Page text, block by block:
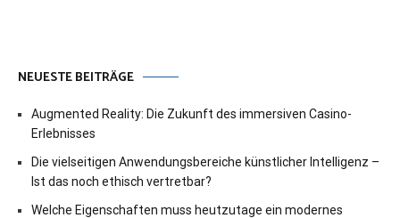
NEUESTE BEITRÄGE
Augmented Reality: Die Zukunft des immersiven Casino-
Erlebnisses
Die vielseitigen Anwendungsbereiche künstlicher Intelligenz –
Ist das noch ethisch vertretbar?
Welche Eigenschaften muss heutzutage ein modernes